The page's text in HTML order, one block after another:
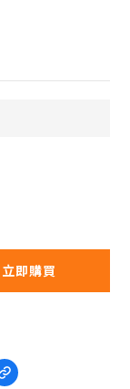
立即購買